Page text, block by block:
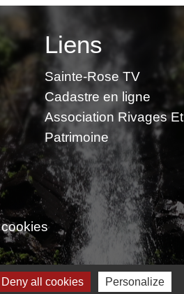
Liens
Sainte-Rose TV
Cadastre en ligne
Association Rivages Et
Patrimoine
Deny all cookies Personalize